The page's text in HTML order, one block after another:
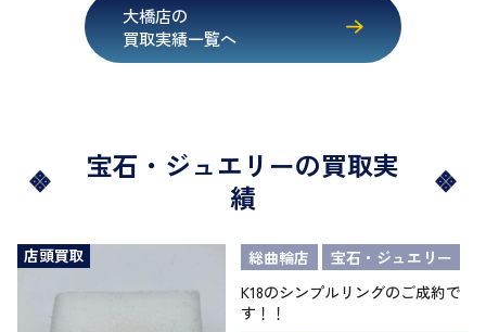
大橋店の
買取実績一覧へ
宝石・ジュエリーの買取実
績
店頭買取 総曲輪店
宝石・ジュエリー
K18のシンプルリングのご成約で
す！！